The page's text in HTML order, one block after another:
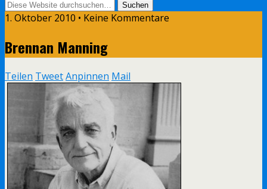
1. Oktober 2010 • Keine Kommentare
Brennan Manning
Teilen TweetAnpinnen Mail